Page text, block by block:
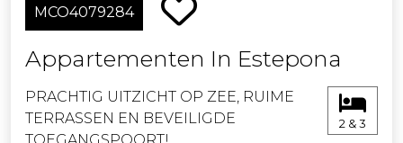
MCO4079284
Appartementen In Estepona
PRACHTIG UITZICHT OP ZEE, RUIME
TERRASSEN EN BEVEILIGDE
TOEGANGSPOORT!
2 & 3